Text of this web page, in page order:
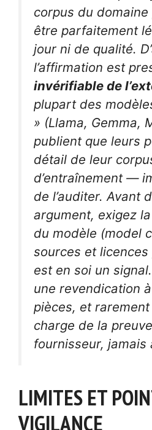
corpus du
être parfaitement
jour ni de qualité.
l’affirmation est
invérifiable de
plupart des
» (Llama, Gemma,
publient que leurs
détail de leur
d’entraînement —
de l’auditer. Avant
argument, exigez
du modèle (model
sources et
est en soi un
une revendication
pièces, et
charge de la
fournisseur, jamais
LIMITES ET
VIGILANCE